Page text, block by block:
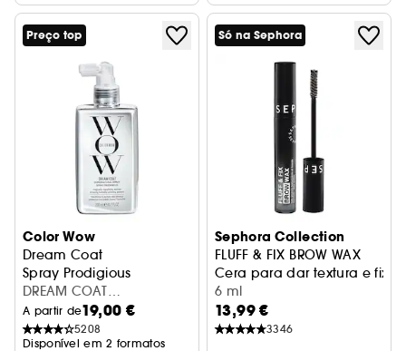
Preço top
Color Wow
Dream Coat
Spray Prodigious
DREAM COAT
SUPERNATURAL SPRAY
200ML
A partir de19,00 €
5208
Disponível em 2 formatos
Só na Sephora
Sephora Collection
FLUFF & FIX BROW WAX
Cera para dar textura e
6 ml
13,99 €
3346